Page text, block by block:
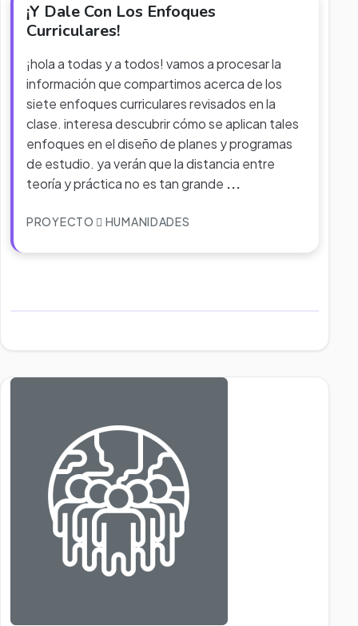
¡Y Dale Con Los Enfoques
Curriculares!
¡hola a todas y a todos! vamos a procesar la
información que compartimos acerca de los
siete enfoques curriculares revisados en la
clase. interesa descubrir cómo se aplican tales
enfoques en el diseño de planes y programas
de estudio. ya verán que la distancia entre
teoría y práctica no es tan grande ...
PROYECTO HUMANIDADES